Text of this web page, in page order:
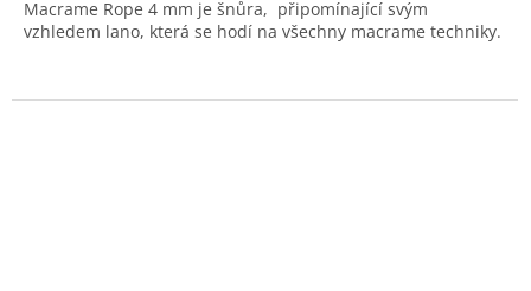
Macrame Rope 4 mm je šnůra, připomínající svým
vzhledem lano, která se hodí na všechny macrame techniky.